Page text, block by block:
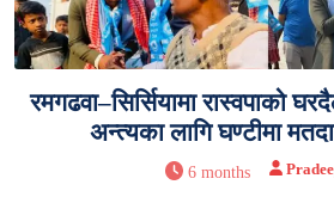
रमगढवा–सिर्सियामा रास्वपाको
अन्त्यका लागि घण्टीमा
6 months